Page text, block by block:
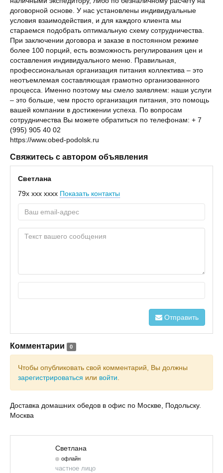
договорной основе. У нас установлены индивидуальные
условия взаимодействия, и для каждого клиента мы
стараемся подобрать оптимальную схему сотрудничества.
При заключении договора и заказе в постоянном режиме
более 100 порций, есть возможность регулирования цен и
составления индивидуального меню. Правильная,
профессиональная организация питания коллектива – это
неотъемлемая составляющая грамотно организованного
процесса. Именно поэтому мы смело заявляем: наши услуги
– это больше, чем просто организация питания, это помощь
вашей компании в достижении успеха. По вопросам
сотрудничества Вы можете обратиться по телефонам: + 7
(995) 905 40 02
https://www.obed-podolsk.ru
Свяжитесь с автором объявления
Светлана
79x xxx xxxx Показать контакты
Отправить
Комментарии 0
Чтобы опубликовать свой комментарий, Вы должны
зарегистрироваться или войти
Доставка домашних обедов в офис по Москве, Подольску.
Москва
Светлана
офлайн
частное лицо